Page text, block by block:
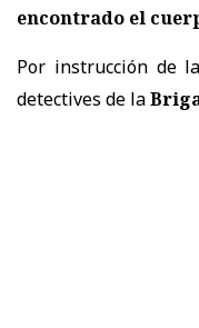
encontrado el
Por instrucción de
detectives de la